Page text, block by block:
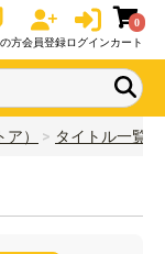
方会員登録ログイン
0
カート
） タイトル一覧